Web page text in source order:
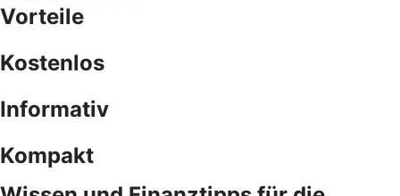
Vorteile
Kostenlos
Informativ
Kompakt